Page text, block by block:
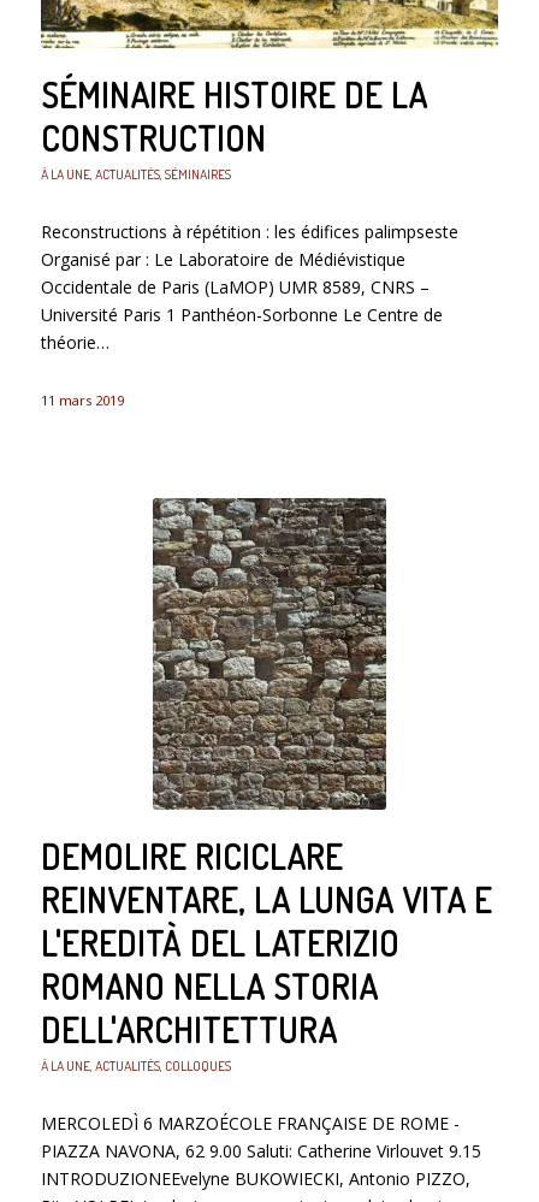
SÉMINAIRE HISTOIRE DE LA
CONSTRUCTION
À LA UNE, ACTUALITÉS, SÉMINAIRES
Reconstructions à répétition : les édifices palimpseste
Organisé par : Le Laboratoire de Médiévistique
Occidentale de Paris (LaMOP) UMR 8589, CNRS –
Université Paris 1 Panthéon-Sorbonne Le Centre de
théorie…
11 mars 2019
DEMOLIRE RICICLARE
REINVENTARE, LA LUNGA VITA E
L'EREDITÀ DEL LATERIZIO
ROMANO NELLA STORIA
DELL'ARCHITETTURA
À LA UNE, ACTUALITÉS, COLLOQUES
MERCOLEDÌ 6 MARZOÉCOLE FRANÇAISE DE ROME -
PIAZZA NAVONA, 62 9.00 Saluti: Catherine Virlouvet 9.15
INTRODUZIONEEvelyne BUKOWIECKI, Antonio PIZZO,